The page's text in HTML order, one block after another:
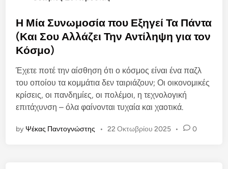
s
t
e
i
n
Η Μία Συνωμοσία που Εξηγεί Τα Πάντα
(Και Σου Αλλάζει Την Αντίληψη για τον
Κόσμο)
Έχετε ποτέ την αίσθηση ότι ο κόσμος είναι ένα παζλ
του οποίου τα κομμάτια δεν ταιριάζουν; Οι οικονομικές
κρίσεις, οι πανδημίες, οι πολέμοι, η τεχνολογική
επιτάχυνση – όλα φαίνονται τυχαία και χαοτικά.
by Ψέκας Παντογνώστης • 22 Οκτωβρίου 2025 • 0